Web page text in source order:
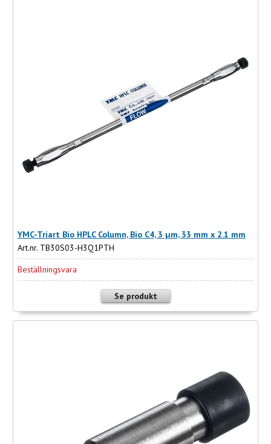
YMC-Triart Bio HPLC Column, Bio C4, 3 µm, 33 mm x 2.1 mm
Art.nr. TB30S03-H3Q1PTH
Beställningsvara
Se produkt